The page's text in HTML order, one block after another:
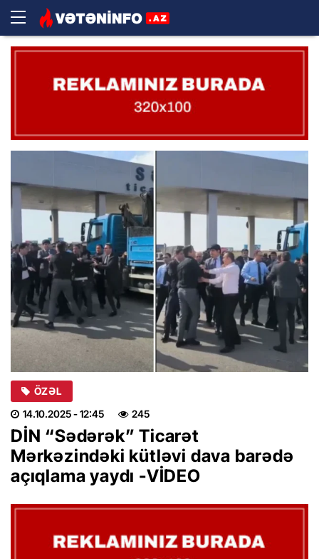
ÖZƏL
14.10.2025- 12:45 245
DİN “Sədərək” Ticarət
Mərkəzindəki kütləvi dava barədə
açıqlama yaydı -VİDEO